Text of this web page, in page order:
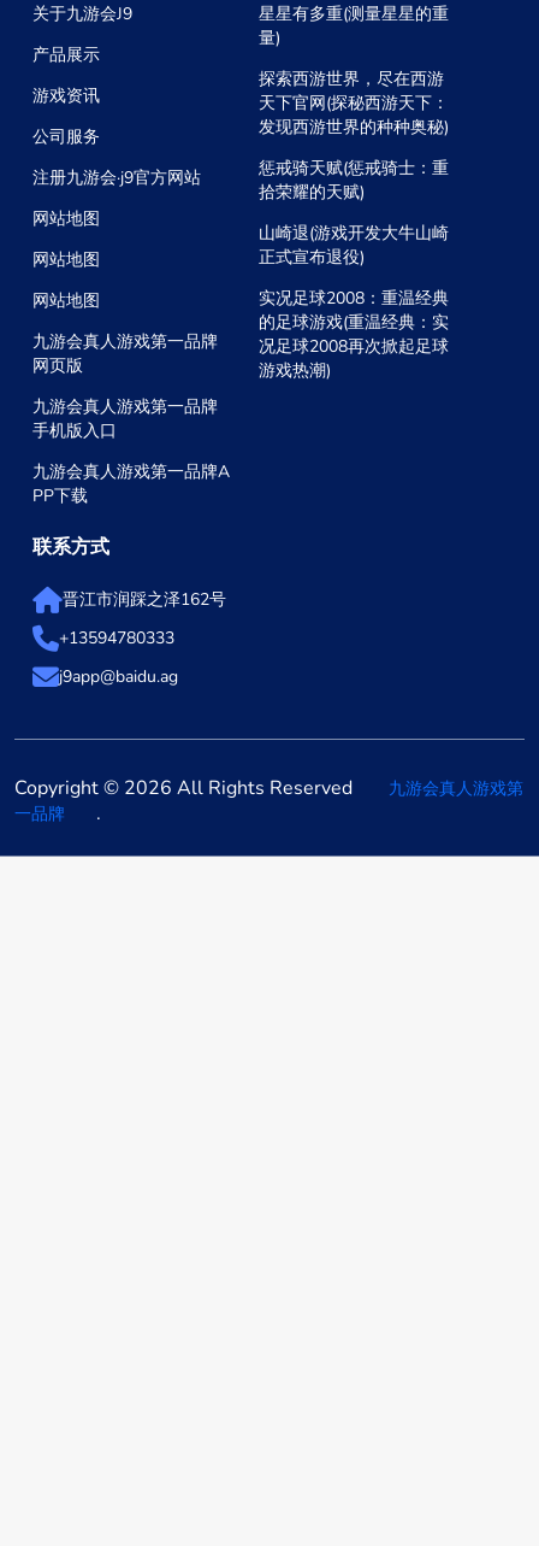
关于九游会J9
产品展示
游戏资讯
公司服务
注册九游会·j9官方网站
网站地图
网站地图
网站地图
九游会真人游戏第一品牌
网页版
九游会真人游戏第一品牌
手机版入口
九游会真人游戏第一品牌A
PP下载
星星有多重(测量星星的重
量)
探索西游世界，尽在西游
天下官网(探秘西游天下：
发现西游世界的种种奥秘)
惩戒骑天赋(惩戒骑士：重
拾荣耀的天赋)
山崎退(游戏开发大牛山崎
正式宣布退役)
实况足球2008：重温经典
的足球游戏(重温经典：实
况足球2008再次掀起足球
游戏热潮)
联系方式
晋江市润踩之泽162号
+13594780333
j9app@baidu.ag
Copyright © 2026 All Rights Reserved
九游会真人游戏第
一品牌
.